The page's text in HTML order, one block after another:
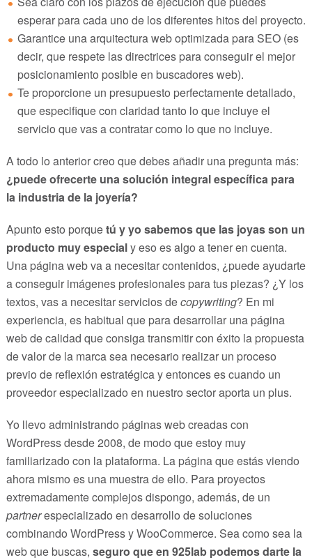
esperar para cada uno de los diferentes hitos del proyecto.
Garantice una arquitectura web optimizada para SEO (es
decir, que respete las directrices para conseguir el mejor
posicionamiento posible en buscadores web).
Te proporcione un presupuesto perfectamente detallado,
que especifique con claridad tanto lo que incluye el
servicio que vas a contratar como lo que no incluye.
A todo lo anterior creo que debes añadir una pregunta más:
¿puede ofrecerte una solución integral específica para
la industria de la joyería?
Apunto esto porquetú y yo sabemos que las joyas son un
producto muy especialy eso es algo a tener en cuenta.
Una página web va a necesitar contenidos, ¿puede ayudarte
a conseguir imágenes profesionales para tus piezas? ¿Y los
textos, vas a necesitar servicios decopywriting? En mi
experiencia, es habitual que para desarrollar una página
web de calidad que consiga transmitir con éxito la propuesta
de valor de la marca sea necesario realizar un proceso
previo de reflexión estratégica y entonces es cuando un
proveedor especializado en nuestro sector aporta un plus.
Yo llevo administrando páginas web creadas con
WordPress desde 2008, de modo que estoy muy
familiarizado con la plataforma. La página que estás viendo
ahora mismo es una muestra de ello. Para proyectos
extremadamente complejos dispongo, además, de un
partnerespecializado en desarrollo de soluciones
combinando WordPress y WooCommerce. Sea como sea la
web que buscas, seguro que en 925lab podemos darte la